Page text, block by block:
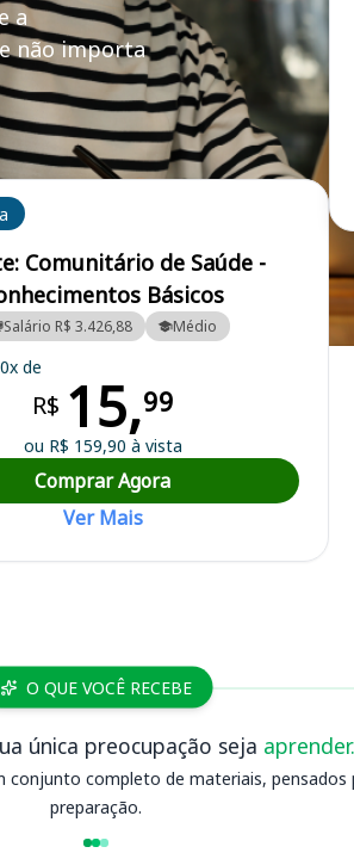
a
não importa
Comunitário de Saúde -
Básicos
Salário R$ 3.426,88 Médio
de
R$ 15,99
ou R$ 159,90 à vista
Comprar Agora
Ver Mais
O QUE VOCÊ RECEBE
única preocupação seja aprender.
conjunto completo de materiais, pensados
preparação.